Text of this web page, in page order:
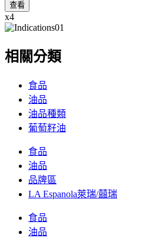
查看
x4
相關分類
食品
油品
油品種類
葡萄籽油
食品
油品
品牌區
LA Espanola萊瑞/囍瑞
食品
油品